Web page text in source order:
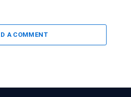
A COMMENT